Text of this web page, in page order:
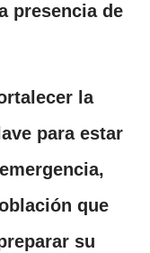
presencia de
la
para estar
que
su